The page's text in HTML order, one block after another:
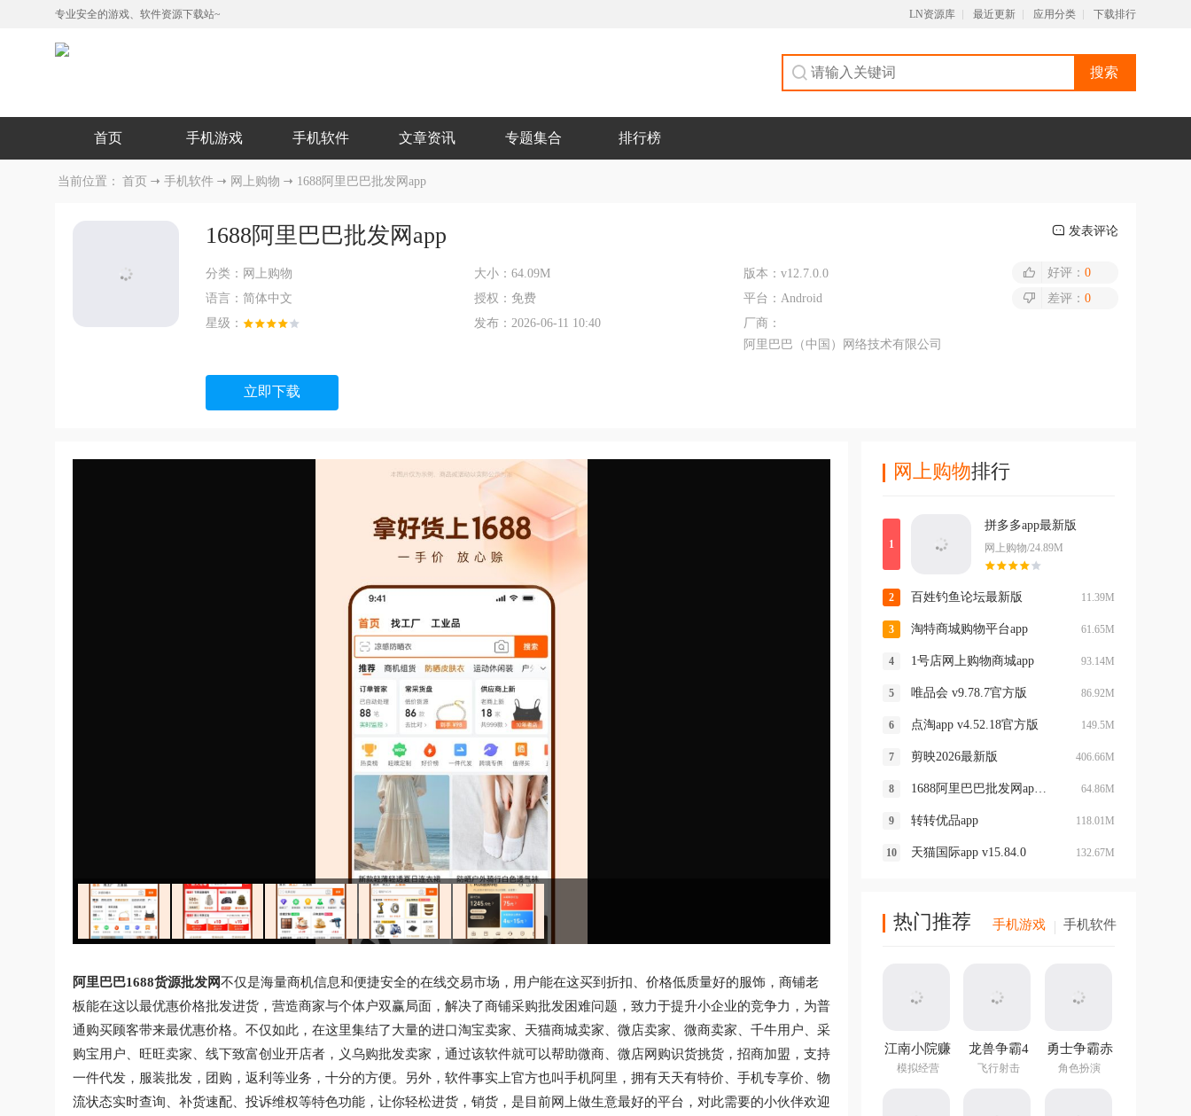
专业安全的游戏、软件资源下载站~ LN资源库 最近更新 应用分类 下载排行
搜索
首页 手机游戏 手机软件 文章资讯 专题集合 排行榜
当前位置： 首页 手机软件 网上购物 1688阿里巴巴批发网app
1688阿里巴巴批发网app 发表评论
分类： 网上购物 大小：64.09M 版本： v12.7.0.0
语言： 简体中文 授权： 免费 平台： Android
星级：
发布：2026-06-11 10:40
厂商：
阿里巴巴（中国）网络技术有限公司
好评： 0
差评： 0
立即下载
阿里巴巴1688货源批发网不仅是海量商机信息和便捷安全的在线交易市场，用户能在这买到折扣、价格低质量好的服饰，商铺老
板能在这以最优惠价格批发进货，营造商家与个体户双赢局面，解决了商铺采购批发困难问题，致力于提升小企业的竞争力，为普
通购买顾客带来最优惠价格。不仅如此，在这里集结了大量的进口淘宝卖家、天猫商城卖家、微店卖家、微商卖家、千牛用户、采
购宝用户、旺旺卖家、线下致富创业开店者，义乌购批发卖家，通过该软件就可以帮助微商、微店网购识货挑货，招商加盟，支持
一件代发，服装批发，团购，返利等业务，十分的方便。另外，软件事实上官方也叫手机阿里，拥有天天有特价、手机专享价、物
流状态实时查询、补货速配、投诉维权等特色功能，让你轻松进货，销货，是目前网上做生意最好的平台，对此需要的小伙伴欢迎
网上购物排行
拼多多app最新版
网上购物/24.89M
百姓钓鱼论坛最新版 11.39M
淘特商城购物平台app 61.65M
1号店网上购物商城app 93.14M
唯品会 v9.78.7官方版 86.92M
点淘app v4.52.18官方版 149.5M
剪映2026最新版 406.66M
1688阿里巴巴批发网app v12.9.0.0 64.86M
转转优品app 118.01M
天猫国际app v15.84.0 132.67M
热门推荐 手机游戏 手机软件
江南小院赚
钱游戏
模拟经营
龙兽争霸4
手游
飞行射击
勇士争霸赤
胆联盟
角色扮演